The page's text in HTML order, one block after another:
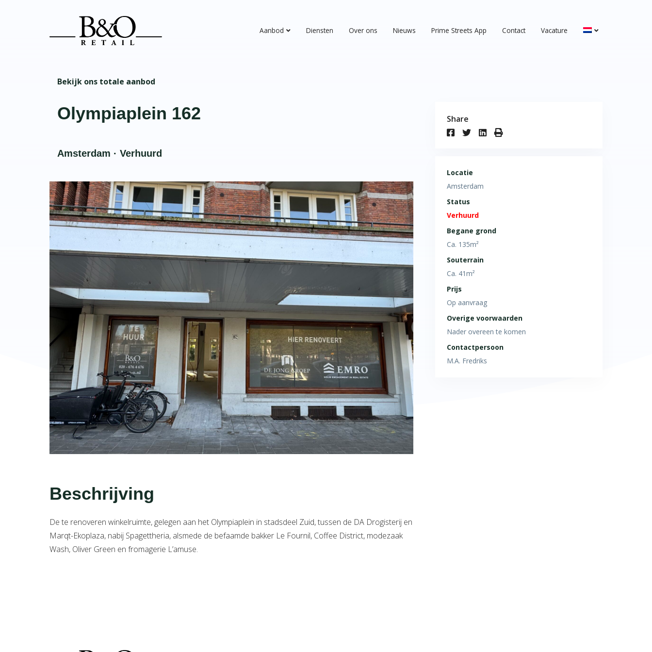
Aanbod Diensten Over ons Nieuws Prime Streets App Contact Vacature
Bekijk ons totale aanbod
Olympiaplein 162
Amsterdam · Verhuurd
Beschrijving
De te renoveren winkelruimte, gelegen aan het Olympiaplein in stadsdeel Zuid, tussen de DA Drogisterij en
Marqt-Ekoplaza, nabij Spagettheria, alsmede de befaamde bakker Le Fournil, Coffee District, modezaak
Wash, Oliver Green en fromagerie L’amuse.
Share
Locatie
Amsterdam
Status
Verhuurd
Begane grond
Ca. 135m²
Souterrain
Ca. 41m²
Prijs
Op aanvraag
Overige voorwaarden
Nader overeen te komen
Contactpersoon
M.A. Fredriks